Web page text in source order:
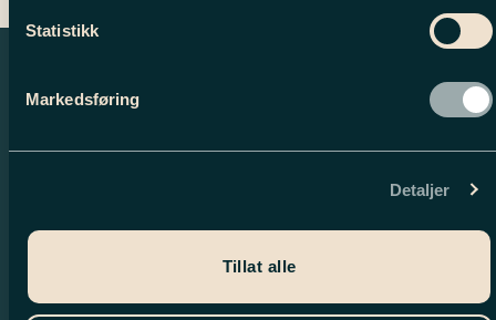
Statistikk
Markedsføring
Detaljer
Tillat alle
Nyhetsbrev